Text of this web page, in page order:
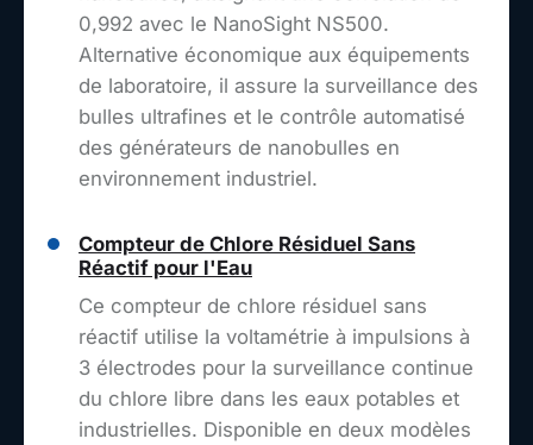
0,992 avec le NanoSight NS500.
Alternative économique aux équipements
de laboratoire, il assure la surveillance des
bulles ultrafines et le contrôle automatisé
des générateurs de nanobulles en
environnement industriel.
Compteur de Chlore Résiduel Sans
Réactif pour l'Eau
Ce compteur de chlore résiduel sans
réactif utilise la voltamétrie à impulsions à
3 électrodes pour la surveillance continue
du chlore libre dans les eaux potables et
industrielles. Disponible en deux modèles